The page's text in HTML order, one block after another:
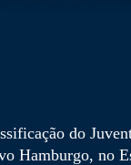
do
Hamburgo, no